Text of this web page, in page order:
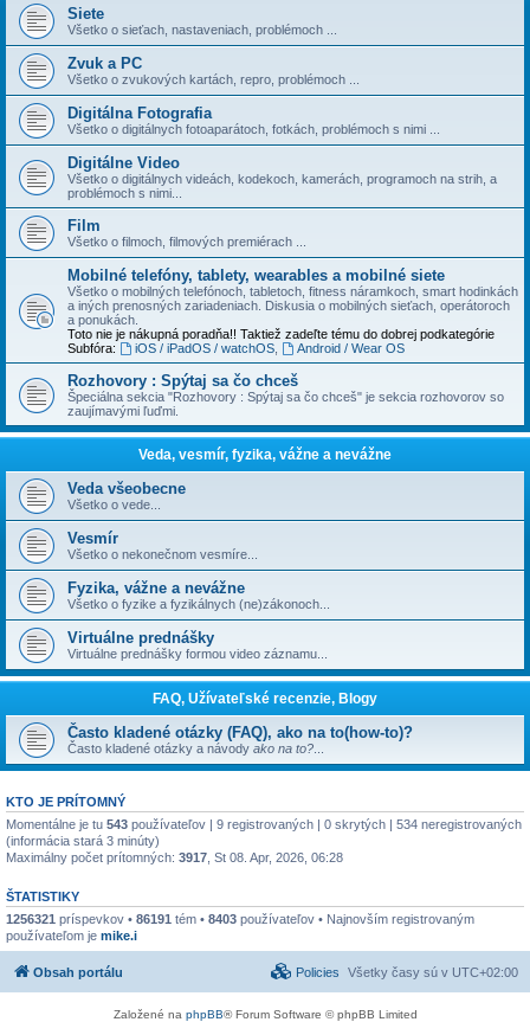
Siete
Všetko o sieťach, nastaveniach, problémoch ...
Zvuk a PC
Všetko o zvukových kartách, repro, problémoch ...
Digitálna Fotografia
Všetko o digitálnych fotoaparátoch, fotkách, problémoch s nimi ...
Digitálne Video
Všetko o digitálnych videách, kodekoch, kamerách, programoch na strih, a
problémoch s nimi...
Film
Všetko o filmoch, filmových premiérach ...
Mobilné telefóny, tablety, wearables a mobilné siete
Všetko o mobilných telefónoch, tabletoch, fitness náramkoch, smart hodinkách
a iných prenosných zariadeniach. Diskusia o mobilných sieťach, operátoroch
a ponukách.
Toto nie je nákupná poradňa!! Taktiež zadeľte tému do dobrej podkategórie
Subfóra:
iOS / iPadOS / watchOS, Android / Wear OS
Rozhovory : Spýtaj sa čo chceš
Špeciálna sekcia "Rozhovory : Spýtaj sa čo chceš" je sekcia rozhovorov so
zaujímavými ľuďmi.
Veda, vesmír, fyzika, vážne a nevážne
Veda všeobecne
Všetko o vede...
Vesmír
Všetko o nekonečnom vesmíre...
Fyzika, vážne a nevážne
Všetko o fyzike a fyzikálnych (ne)zákonoch...
Virtuálne prednášky
Virtuálne prednášky formou video záznamu...
FAQ, Užívateľské recenzie, Blogy
Často kladené otázky (FAQ), ako na to(how-to)?
Často kladené otázky a návody ako na to?
KTO JE PRÍTOMNÝ
Momentálne je tu 543 používateľov | 9 registrovaných | 0 skrytých | 534 neregistrovaných
(informácia stará 3 minúty)
Maximálny počet prítomných: 3917 , St 08. Apr, 2026, 06:28
ŠTATISTIKY
1256321 príspevkov • 86191 tém • 8403 používateľov • Najnovším registrovaným
používateľom je mike.i
Obsah portálu Všetky časy sú v UTC+02:00
Policies
Založené na phpBB® Forum Software © phpBB Limited